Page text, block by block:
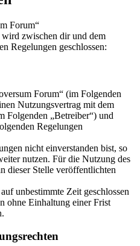
Forum“
zwischen dir und dem
Regelungen geschlossen:
Forum“ (im Folgenden
Nutzungsvertrag mit dem
Folgenden „Betreiber“) und
Regelungen
nicht einverstanden bist, so
nutzen. Für die Nutzung des
dieser Stelle veröffentlichten
unbestimmte Zeit geschlossen
ohne Einhaltung einer Frist